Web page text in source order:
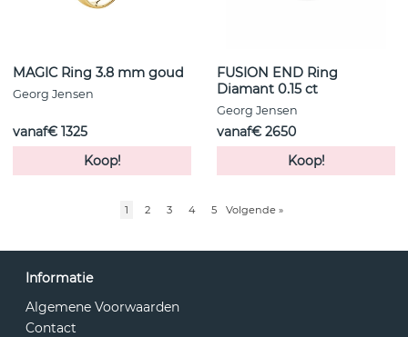
MAGIC Ring 3.8 mm goud
Georg Jensen
vanaf€ 1325
Koop!
FUSION END Ring
Diamant 0.15 ct
Georg Jensen
vanaf€ 2650
Koop!
1 2 3 4 5 Volgende »
Informatie
Algemene Voorwaarden
Contact